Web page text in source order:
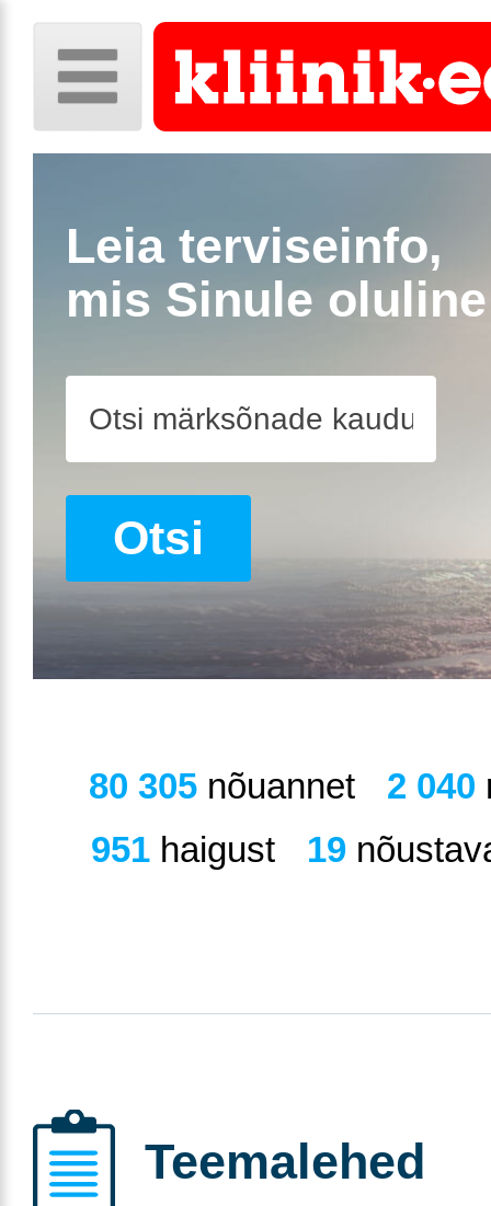
Leia terviseinfo,
mis Sinule oluline
Otsi
80 305 nõuannet 2 040
951haigust 19
Teemalehed